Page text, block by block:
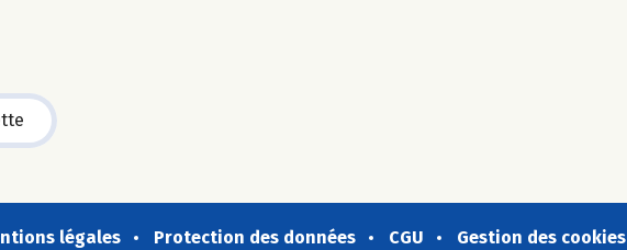
légales Protection des données CGU Gestion des cookies